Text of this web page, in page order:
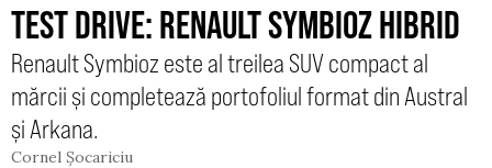
TEST DRIVE: RENAULT SYMBIOZ HIBRID
Renault Symbioz este al treilea SUV compact al
mărcii și completează portofoliul format din Austral
și Arkana.
Cornel Șocariciu